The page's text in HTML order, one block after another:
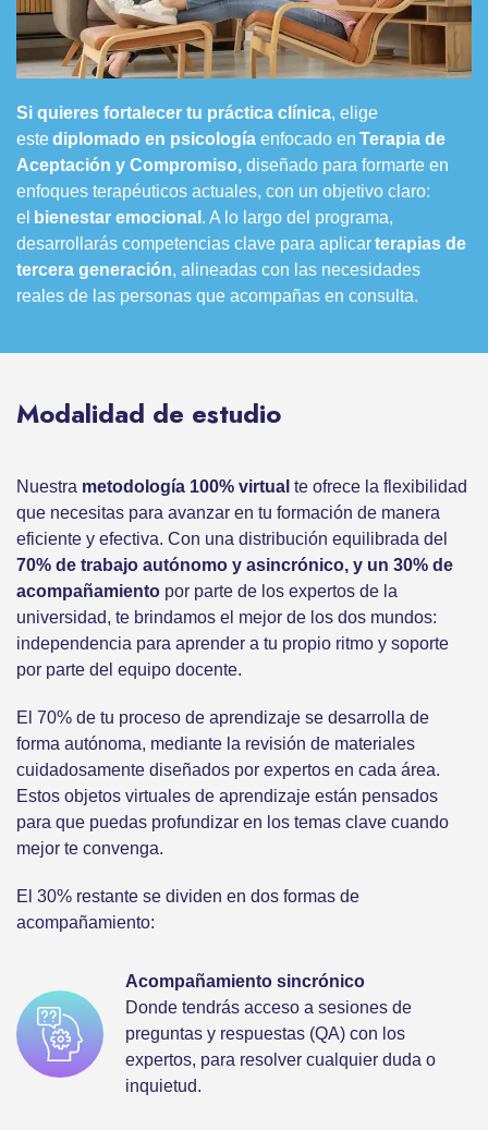
Si quieres fortalecer tu práctica clínica, elige
estediplomado en psicología enfocado en Terapia de
Aceptación y Compromiso, diseñado para formarte en
enfoques terapéuticos actuales, con un objetivo claro:
el bienestar emocional . A lo largo del programa,
desarrollarás competencias clave para aplicarterapias de
tercera generación, alineadas con las necesidades
reales de las personas que acompañas en consulta.
Modalidad de estudio
Nuestra metodología 100% virtual te ofrece la flexibilidad
que necesitas para avanzar en tu formación de manera
eficiente y efectiva. Con una distribución equilibrada del
70% de trabajo autónomo y asincrónico, y un 30% de
acompañamiento por parte de los expertos de la
universidad, te brindamos el mejor de los dos mundos:
independencia para aprender a tu propio ritmo y soporte
por parte del equipo docente.
El 70% de tu proceso de aprendizaje se desarrolla de
forma autónoma, mediante la revisión de materiales
cuidadosamente diseñados por expertos en cada área.
Estos objetos virtuales de aprendizaje están pensados
para que puedas profundizar en los temas clave cuando
mejor te convenga.
El 30% restante se dividen en dos formas de
acompañamiento:
Acompañamiento sincrónico
Donde tendrás acceso a sesiones de
preguntas y respuestas (QA) con los
expertos, para resolver cualquier duda o
inquietud.